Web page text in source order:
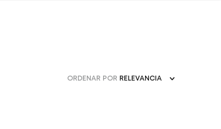
ORDENAR POR RELEVANCIA